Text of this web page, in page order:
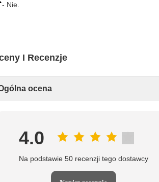
- Nie.
I Recenzje
ocena
4.0
Na podstawie 50 recenzji tego dostawcy